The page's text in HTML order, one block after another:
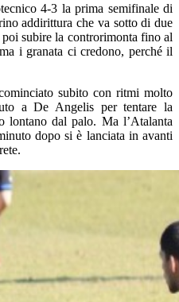
4-3 la prima semifinale di
addirittura che va sotto di due
subire la controrimonta fino al
i granata ci credono, perché il
subito con ritmi molto
a De Angelis per tentare la
lontano dal palo. Ma l’Atalanta
dopo si è lanciata in avanti